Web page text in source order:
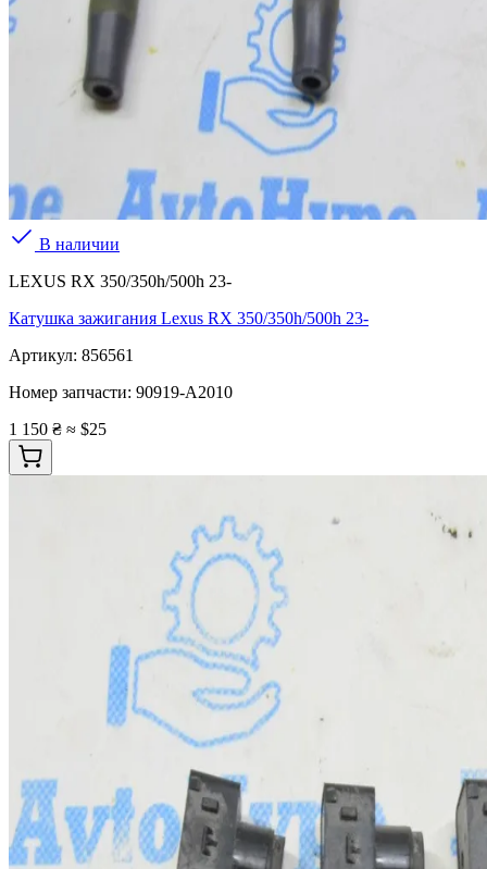
В наличии
LEXUS RX 350/350h/500h 23-
Катушка зажигания Lexus RX 350/350h/500h 23-
Артикул: 856561
Номер запчасти: 90919-A2010
1 150 ₴ ≈ $25